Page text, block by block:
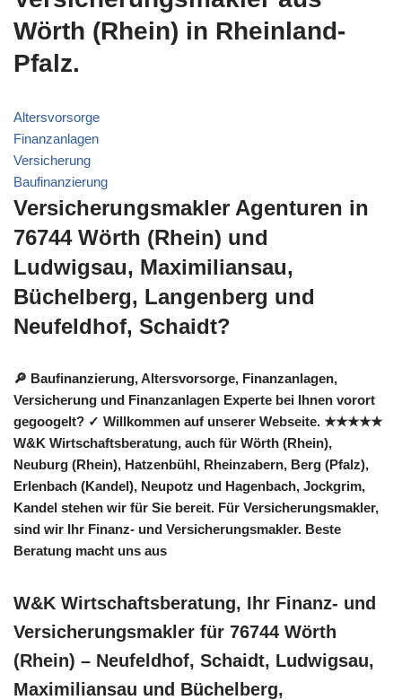
Wörth (Rhein) in Rheinland-
Pfalz.
Altersvorsorge
Finanzanlagen
Versicherung
Baufinanzierung
Versicherungsmakler Agenturen in
76744 Wörth (Rhein) und
Ludwigsau, Maximiliansau,
Büchelberg, Langenberg und
Neufeldhof, Schaidt?
🔎 Baufinanzierung, Altersvorsorge, Finanzanlagen,
Versicherung und Finanzanlagen Experte bei Ihnen vorort
gegoogelt? ✓ Willkommen auf unserer Webseite. ★★★★★
W&K Wirtschaftsberatung, auch für Wörth (Rhein),
Neuburg (Rhein), Hatzenbühl, Rheinzabern, Berg (Pfalz),
Erlenbach (Kandel), Neupotz und Hagenbach, Jockgrim,
Kandel stehen wir für Sie bereit. Für Versicherungsmakler,
sind wir Ihr Finanz- und Versicherungsmakler. Beste
Beratung macht uns aus
W&K Wirtschaftsberatung, Ihr Finanz- und
Versicherungsmakler für 76744 Wörth
(Rhein) – Neufeldhof, Schaidt, Ludwigsau,
Maximiliansau und Büchelberg,